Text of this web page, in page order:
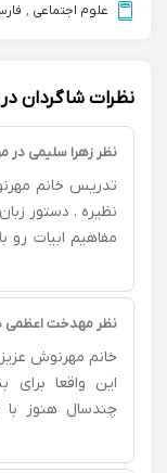
علوم اجتماعی ,
نظرات شاگردان
نظر زهرا سلیمی در
تدریس خانم
نظیره . دستور
مفاهیم ابیات
قواعد عربی را
سوالات فراوان
باوجدان و دلسوز
نظر مهدخت اعظمی
خانم مهرنوش
این واقعا
چندسال هنوز با
بسیار دقیق و
می‌کنند و خارج